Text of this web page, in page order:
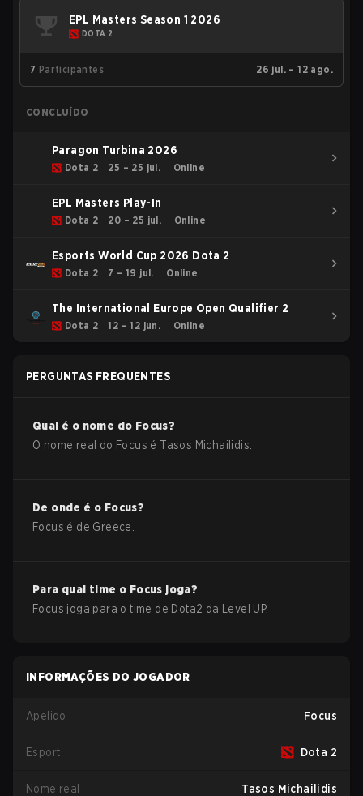
EPL Masters Season 1 2026
DOTA 2
7 Participantes 26 jul. – 12 ago.
CONCLUÍDO
Paragon Turbina 2026
Dota 2 25 – 25 jul. Online
EPL Masters Play-In
Dota 2 20 – 25 jul. Online
Esports World Cup 2026 Dota 2
Dota 2 7 – 19 jul. Online
The International Europe Open Qualifier 2
Dota 2 12 – 12 jun. Online
PERGUNTAS FREQUENTES
Qual é o nome do Focus?
O nome real do Focus é Tasos Michailidis
De onde é o Focus?
Focus é de Greece
Para qual time o Focus joga?
Focus joga para o time de Dota2 da Level UP.
INFORMAÇÕES DO JOGADOR
Apelido Focus
Esport Dota 2
Nome real Tasos Michailidis